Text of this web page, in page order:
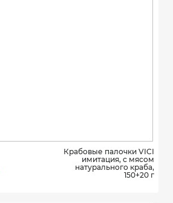
Крабовые палочки VICI
имитация, с мясом
натурального краба,
150+20 г